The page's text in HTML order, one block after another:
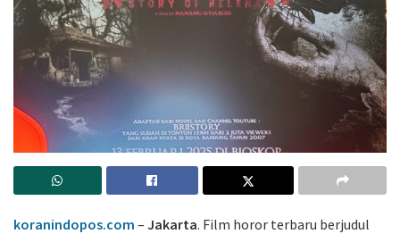
koranindopos.com – Jakarta. Film horor terbaru berjudul